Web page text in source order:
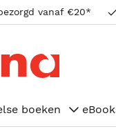
vanaf €20*
boeken